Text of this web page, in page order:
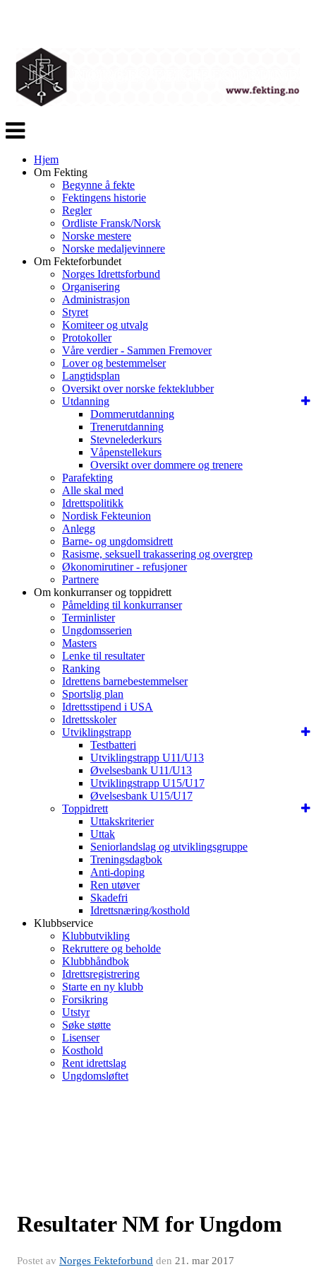
Veksle
navigasjon
Hjem
Om Fekting
Begynne å fekte
Fektingens historie
Regler
Ordliste Fransk/Norsk
Norske mestere
Norske medaljevinnere
Om Fekteforbundet
Norges Idrettsforbund
Organisering
Administrasjon
Styret
Komiteer og utvalg
Protokoller
Våre verdier - Sammen Fremover
Lover og bestemmelser
Langtidsplan
Oversikt over norske fekteklubber
Utdanning
Dommerutdanning
Trenerutdanning
Stevnelederkurs
Våpenstellekurs
Oversikt over dommere og trenere
Parafekting
Alle skal med
Idrettspolitikk
Nordisk Fekteunion
Anlegg
Barne- og ungdomsidrett
Rasisme, seksuell trakassering og overgrep
Økonomirutiner - refusjoner
Partnere
Om konkurranser og toppidrett
Påmelding til konkurranser
Terminlister
Ungdomsserien
Masters
Lenke til resultater
Ranking
Idrettens barnebestemmelser
Sportslig plan
Idrettsstipend i USA
Idrettsskoler
Utviklingstrapp
Testbatteri
Utviklingstrapp U11/U13
Øvelsesbank U11/U13
Utviklingstrapp U15/U17
Øvelsesbank U15/U17
Toppidrett
Uttakskriterier
Uttak
Seniorlandslag og utviklingsgruppe
Treningsdagbok
Anti-doping
Ren utøver
Skadefri
Idrettsnæring/kosthold
Klubbservice
Klubbutvikling
Rekruttere og beholde
Klubbhåndbok
Idrettsregistrering
Starte en ny klubb
Forsikring
Utstyr
Søke støtte
Lisenser
Kosthold
Rent idrettslag
Ungdomsløftet
Resultater NM for Ungdom
Postet av Norges Fekteforbund den 21. mar 2017